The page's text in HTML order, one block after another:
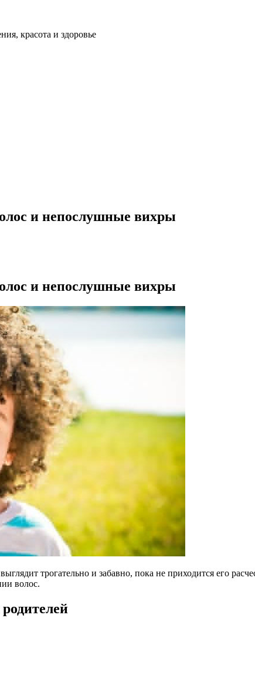
красота и здоровье
и непослушные вихры
и непослушные вихры
трогательно и забавно, пока не приходится его
волос.